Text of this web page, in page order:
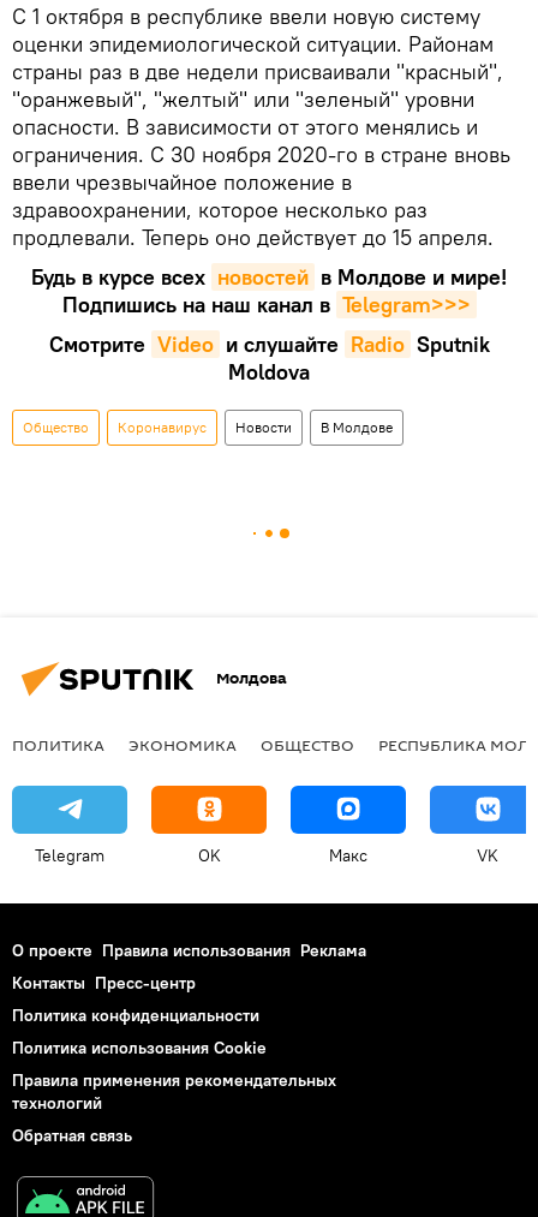
С 1 октября в республике ввели новую систему
оценки эпидемиологической ситуации. Районам
страны раз в две недели присваивали "красный",
"оранжевый", "желтый" или "зеленый" уровни
опасности. В зависимости от этого менялись и
ограничения. С 30 ноября 2020-го в стране вновь
ввели чрезвычайное положение в
здравоохранении, которое несколько раз
продлевали. Теперь оно действует до 15 апреля.
Будь в курсе всех новостей в Молдове и мире!
Подпишись на наш канал в Telegram>>>
Смотрите Video и слушайте Radio Sputnik
Moldova
Общество Коронавирус Новости В Молдове
Молдова
ПОЛИТИКА ЭКОНОМИКА ОБЩЕСТВО РЕСПУБЛИКА
Telegram OK Макс VK
О проекте Правила использования Реклама
Контакты Пресс-центр
Политика конфиденциальности
Политика использования Cookie
Правила применения рекомендательных
технологий
Обратная связь